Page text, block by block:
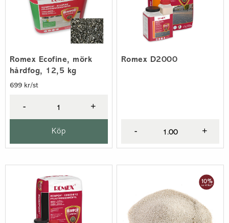
Romex Ecofine, mörk
hårdfog, 12,5 kg
699 kr/st
- +
Köp
Romex D2000
- +